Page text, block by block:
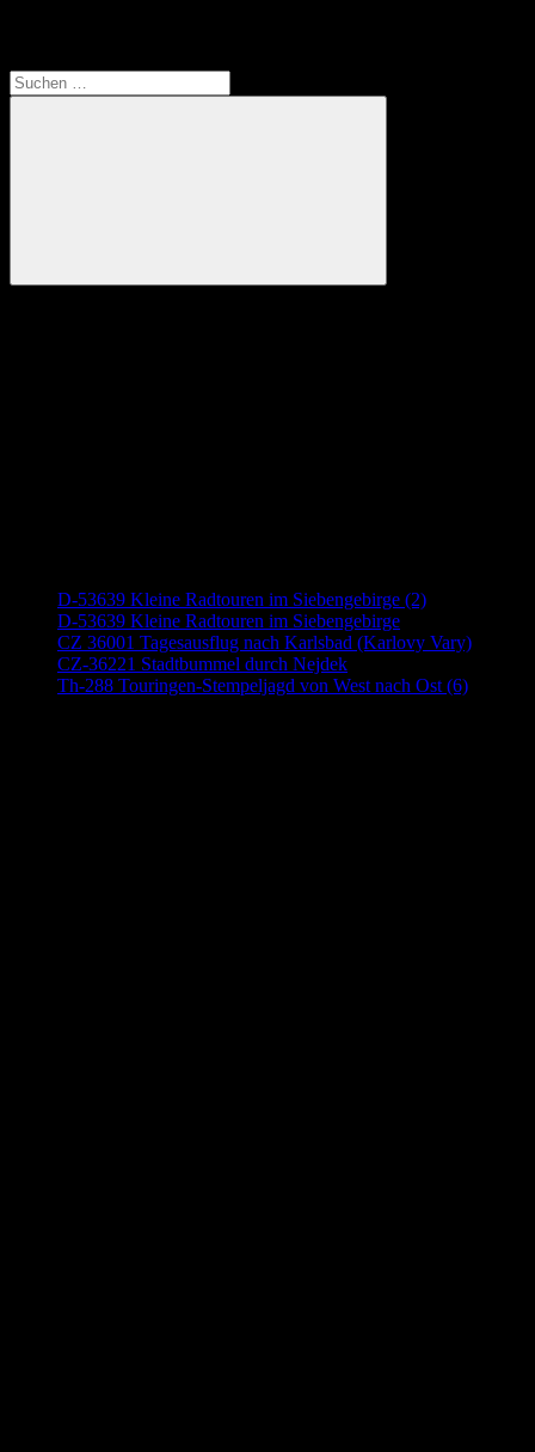
Suchen
nach:
Suchen
D-53639 Kleine Radtouren im Siebengebirge (2)
D-53639 Kleine Radtouren im Siebengebirge
CZ 36001 Tagesausflug nach Karlsbad (Karlovy Vary)
CZ-36221 Stadtbummel durch Nejdek
Th-288 Touringen-Stempeljagd von West nach Ost (6)